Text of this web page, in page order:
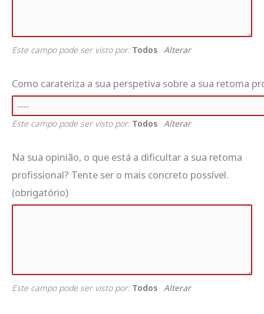
Este campo pode ser visto por: Todos Alterar
Como carateriza a sua perspetiva sobre a sua retoma
Este campo pode ser visto por: Todos Alterar
Na sua opinião, o que está a dificultar a sua retoma
profissional? Tente ser o mais concreto possível.
(obrigatório)
Este campo pode ser visto por: Todos Alterar